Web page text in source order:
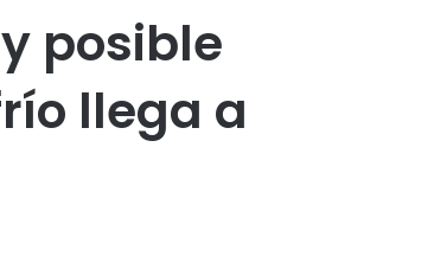
posible
llega a